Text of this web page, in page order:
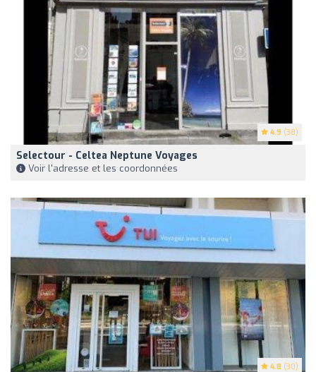
4.9 (38)
Selectour - Celtea Neptune Voyages
Voir l'adresse et les coordonnées
4.8 (30)